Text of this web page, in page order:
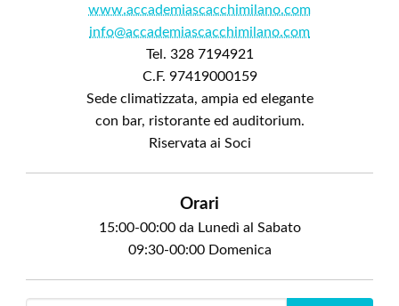
www.accademiascacchimilano.com
info@accademiascacchimilano.com
Tel. 328 7194921
C.F. 97419000159
Sede climatizzata, ampia ed elegante
con bar, ristorante ed auditorium.
Riservata ai Soci
Orari
15:00-00:00 da Lunedì al Sabato
09:30-00:00 Domenica